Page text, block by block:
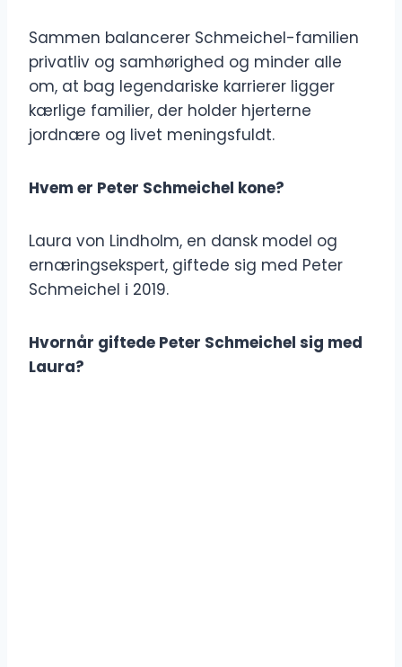
Sammen balancerer Schmeichel-familien
privatliv og samhørighed og minder alle
om, at bag legendariske karrierer ligger
kærlige familier, der holder hjerterne
jordnære og livet meningsfuldt.
Hvem er Peter Schmeichel kone?
Laura von Lindholm, en dansk model og
ernæringsekspert, giftede sig med Peter
Schmeichel i 2019.
Hvornår giftede Peter Schmeichel sig med
Laura?